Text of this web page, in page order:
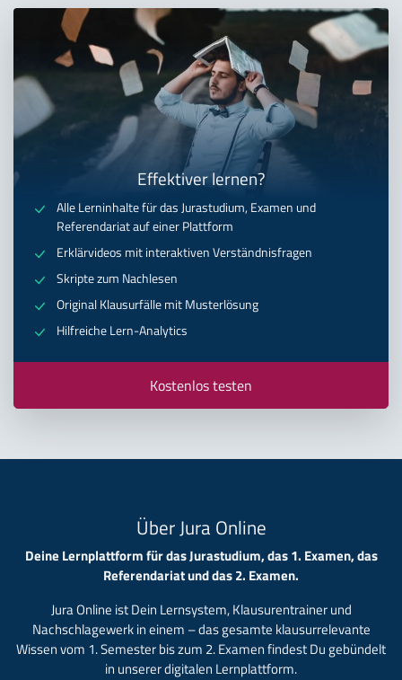
Effektiver lernen?
Alle Lerninhalte für das Jurastudium, Examen und
Referendariat auf einer Plattform
Erklärvideos mit interaktiven Verständnisfragen
Skripte zum Nachlesen
Original Klausurfälle mit Musterlösung
Hilfreiche Lern-Analytics
Kostenlos testen
Über Jura Online
Deine Lernplattform für das Jurastudium, das 1. Examen, das
Referendariat und das 2. Examen.
Jura Online ist Dein Lernsystem, Klausurentrainer und
Nachschlagewerk in einem – das gesamte klausurrelevante
Wissen vom 1. Semester bis zum 2. Examen findest Du gebündelt
in unserer digitalen Lernplattform.